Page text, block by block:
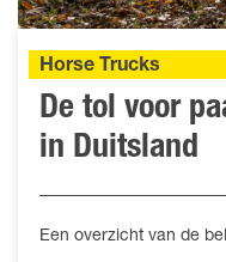
Horse Trucks
De tol voor
in Duitsland
Een overzicht van de